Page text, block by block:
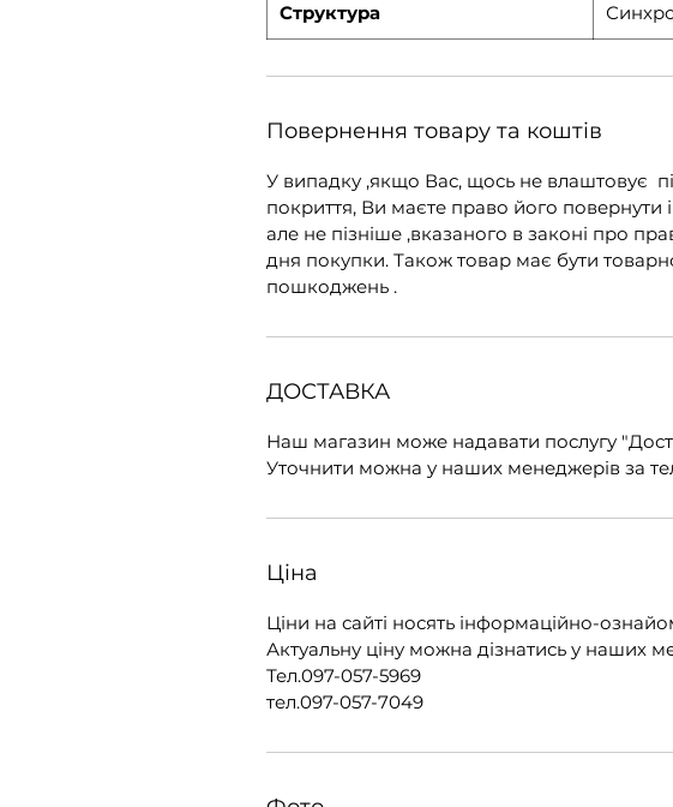
Структура
Повернення товару та коштів
У випадку ,якщо Вас, щось не влаштовує
покриття, Ви маєте право його повернути
але не пізніше ,вказаного в законі про
дня покупки. Також товар має бути
пошкоджень .
ДОСТАВКА
Наш магазин може надавати послугу
Уточнити можна у наших менеджерів за
Ціна
Ціни на сайті носять інформаційно-
Актуальну ціну можна дізнатись у наших
Тел.097-057-5969
тел.097-057-7049